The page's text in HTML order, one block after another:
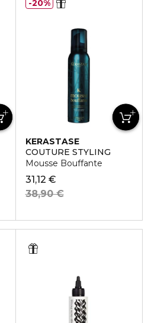
KERASTASE
COUTURE STYLING
Mousse Bouffante
31,12 €
38,90 €
20%